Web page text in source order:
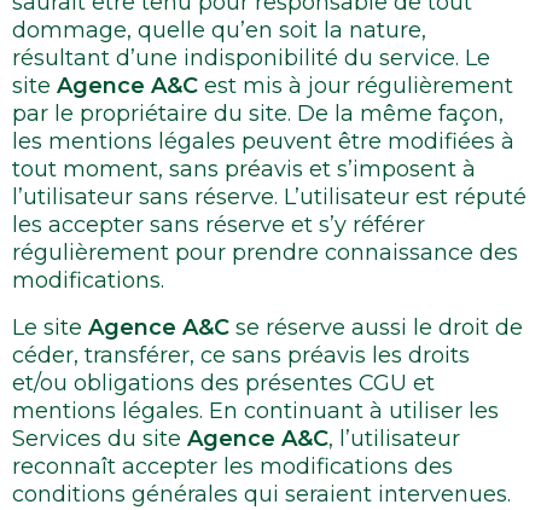
dommage, quelle qu’en soit la nature,
résultant d’une indisponibilité du service. Le
site Agence A&C est mis à jour régulièrement
par le propriétaire du site. De la même façon,
les mentions légales peuvent être modifiées à
tout moment, sans préavis et s’imposent à
l’utilisateur sans réserve. L’utilisateur est réputé
les accepter sans réserve et s’y référer
régulièrement pour prendre connaissance des
modifications.
Le site Agence A&C se réserve aussi le droit de
céder, transférer, ce sans préavis les droits
et/ou obligations des présentes CGU et
mentions légales. En continuant à utiliser les
Services du site Agence A&C, l’utilisateur
reconnaît accepter les modifications des
conditions générales qui seraient intervenues.